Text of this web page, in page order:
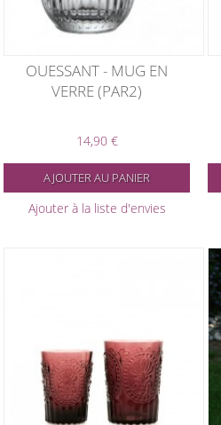
OUESSANT - MUG EN
VERRE (PAR2)
14,90 €
AJOUTER AU PANIER
Ajouter à la liste d'envies